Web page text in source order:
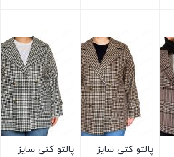
پالتو کتی سایز
پالتو کتی سایز